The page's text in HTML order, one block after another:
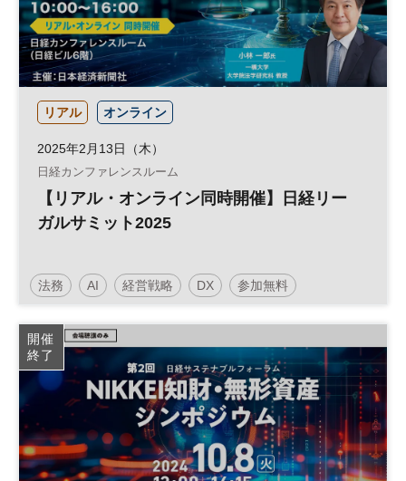
リアル オンライン
2025年2月13日（木）
日経カンファレンスルーム
【リアル・オンライン同時開催】日経リー
ガルサミット2025
法務 AI 経営戦略 DX 参加無料
日経オンラインセミナー
開催
終了